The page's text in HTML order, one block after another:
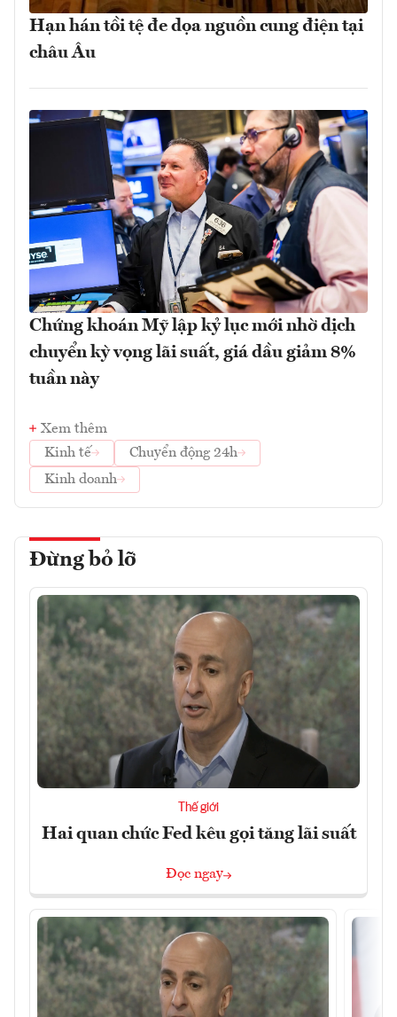
Hạn hán tồi tệ đe dọa nguồn cung điện tại
châu Âu
Chứng khoán Mỹ lập kỷ lục mới nhờ dịch
chuyển kỳ vọng lãi suất, giá dầu giảm 8%
tuần này
Xem thêm
Kinh tế
Chuyển động 24h
Kinh doanh
Đừng bỏ lỡ
Thế giới
Hai quan chức Fed kêu gọi tăng lãi suất
Đọc ngay